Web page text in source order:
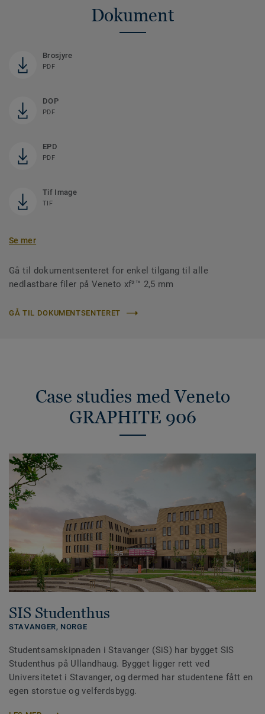
Dokument
Brosjyre
PDF
DOP
PDF
EPD
PDF
Tif Image
TIF
Se mer
Gå til dokumentsenteret for enkel tilgang til alle
nedlastbare filer på Veneto xf²™ 2,5 mm
GÅ TIL DOKUMENTSENTERET
Case studies med Veneto
GRAPHITE 906
SIS Studenthus
STAVANGER, NORGE
Studentsamskipnaden i Stavanger (SiS) har bygget SIS
Studenthus på Ullandhaug. Bygget ligger rett ved
Universitetet i Stavanger, og dermed har studentene fått en
egen storstue og velferdsbygg.